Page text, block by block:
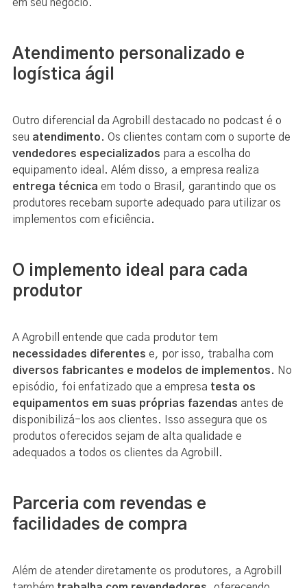
em seu negócio.
Atendimento personalizado e
logística ágil
Outro diferencial da Agrobill destacado no podcast é o
seu atendimento. Os clientes contam com o suporte de
vendedores especializados para a escolha do
equipamento ideal. Além disso, a empresa realiza
entrega técnica em todo o Brasil, garantindo que os
produtores recebam suporte adequado para utilizar os
implementos com eficiência.
O implemento ideal para cada
produtor
A Agrobill entende que cada produtor tem
necessidades diferentes e, por isso, trabalha com
diversos fabricantes e modelos de implementos. No
episódio, foi enfatizado que a empresa testa os
equipamentos em suas próprias fazendas antes de
disponibilizá-los aos clientes. Isso assegura que os
produtos oferecidos sejam de alta qualidade e
adequados a todos os clientes da Agrobill.
Parceria com revendas e
facilidades de compra
Além de atender diretamente os produtores, a Agrobill